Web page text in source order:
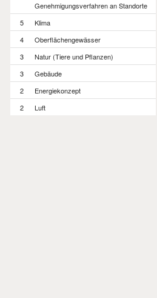
Genehmigungsverfahren an Standorte
5
Klima
4
Oberflächengewässer
3
Natur (Tiere und Pflanzen)
3
Gebäude
2
Energiekonzept
2
Luft